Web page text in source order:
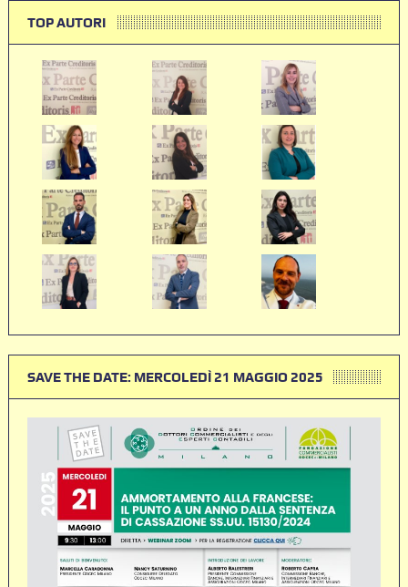
TOP AUTORI
SAVE THE DATE: MERCOLEDÌ 21 MAGGIO 2025